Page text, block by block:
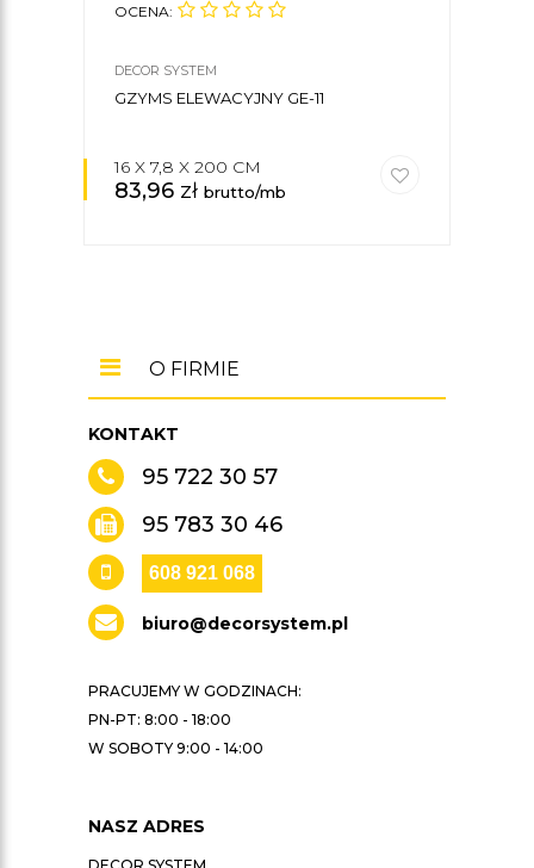
OCENA:
DECOR SYSTEM
GZYMS ELEWACYJNY GE-11
16 X 7,8 X 200 CM
83,96 zł brutto/mb
KONTAKT
95 722 30 57
95 783 30 46
608 921 068
biuro@decorsystem.pl
PRACUJEMY W GODZINACH:
PN-PT: 8:00 - 18:00
W SOBOTY 9:00 - 14:00
NASZ ADRES
O FIRMIE